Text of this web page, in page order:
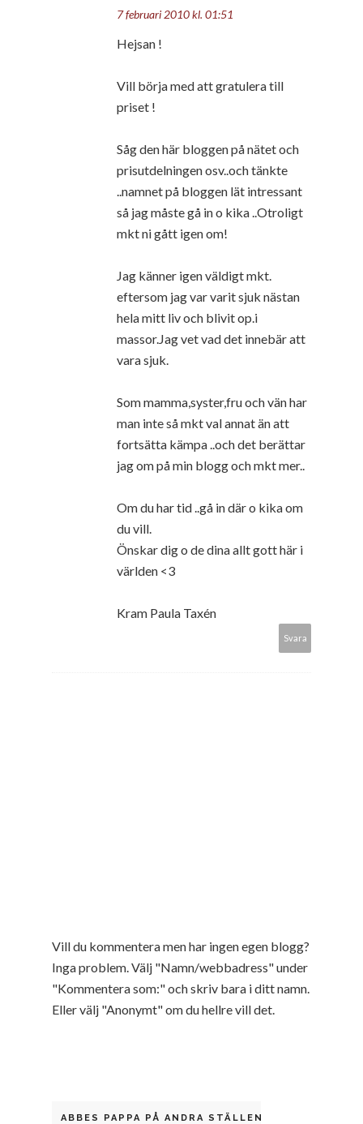
7 februari 2010 kl. 01:51
Hejsan !
Vill börja med att gratulera till
priset !
Såg den här bloggen på nätet och
prisutdelningen osv..och tänkte
..namnet på bloggen lät intressant
så jag måste gå in o kika ..Otroligt
mkt ni gått igen om!
Jag känner igen väldigt mkt.
eftersom jag var varit sjuk nästan
hela mitt liv och blivit op.i
massor.Jag vet vad det innebär att
vara sjuk.
Som mamma,syster,fru och vän har
man inte så mkt val annat än att
fortsätta kämpa ..och det berättar
jag om på min blogg och mkt mer..
Om du har tid ..gå in där o kika om
du vill.
Önskar dig o de dina allt gott här i
världen <3
Kram Paula Taxén
Svara
Vill du kommentera men har ingen egen blogg?
Inga problem. Välj "Namn/webbadress" under
"Kommentera som:" och skriv bara i ditt namn.
Eller välj "Anonymt" om du hellre vill det.
ABBES PAPPA PÅ ANDRA STÄLLEN